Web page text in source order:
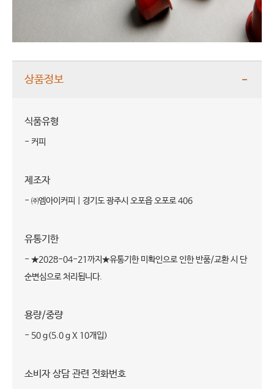
상품정보
식품유형
- 커피
제조자
- ㈜엠아이커피 | 경기도 광주시 오포읍 오포로 406
유통기한
- ★2028-04-21까지★유통기한 미확인으로 인한 반품/교환 시 단
순변심으로 처리됩니다.
용량/중량
- 50 g(5.0 g X 10개입)
소비자 상담 관련 전화번호